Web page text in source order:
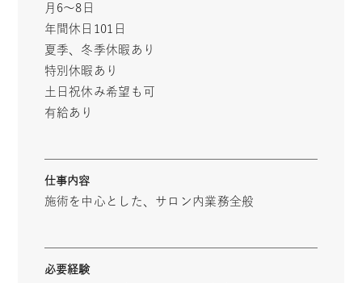
月6～8日
年間休日101日
夏季、冬季休暇あり
特別休暇あり
土日祝休み希望も可
有給あり
仕事内容
施術を中心とした、サロン内業務全般
必要経験